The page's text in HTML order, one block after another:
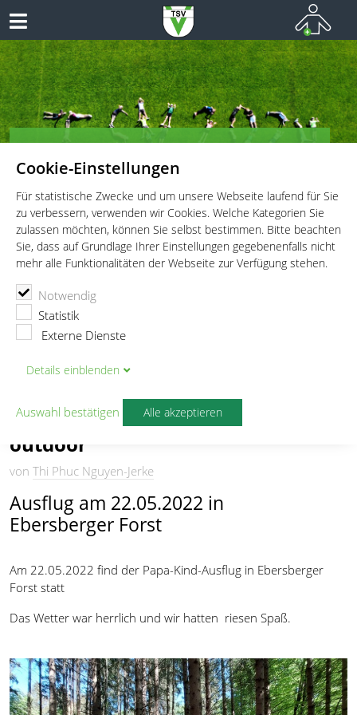
Cookie-Einstellungen
Für statistische Zwecke und um unsere Webseite laufend für Sie
zu verbessern, verwenden wir Cookies. Welche Kategorien Sie
zulassen möchten, können Sie selbst bestimmen. Bitte beachten
Sie, dass auf Grundlage Ihrer Einstellungen gegebenenfalls nicht
mehr alle Funktionalitäten der Webseite zur Verfügung stehen.
Notwendig
Statistik
Externe Dienste
Details einblenden
Auswahl bestätigen Alle akzeptieren
Vielseitiges Sportangebot für Kinder und Jugendliche!
TSV Vaterstetten e.V.
Papa-Kind-Turnen auch mal outdoor
ELTERN-KIND-TURNEN
Papa-Kind-Turnen auch mal
outdoor
von Thi Phuc Nguyen-Jerke
Ausflug am 22.05.2022 in
Ebersberger Forst
Am 22.05.2022 find der Papa-Kind-Ausflug in Ebersberger
Forst statt
Das Wetter war herrlich und wir hatten riesen Spaß.